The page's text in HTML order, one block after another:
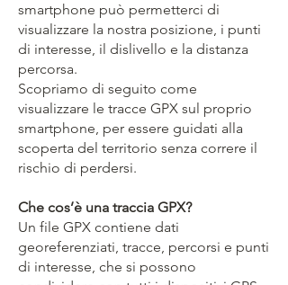
smartphone può permetterci di
visualizzare la nostra posizione, i punti
di interesse, il dislivello e la distanza
percorsa.
Scopriamo di seguito come
visualizzare le tracce GPX sul proprio
smartphone, per essere guidati alla
scoperta del territorio senza correre il
rischio di perdersi.
Che cos’è una traccia GPX?
Un file GPX contiene dati
georeferenziati, tracce, percorsi e punti
di interesse, che si possono